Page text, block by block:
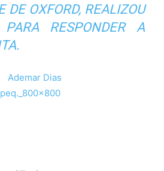
DE OXFORD, REALIZOU
RESPONDER A